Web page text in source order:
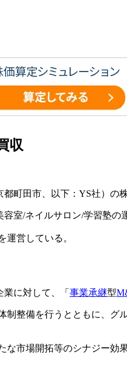
収
町田市、以下：YS社）の
室/ネイルサロン/学習塾の
運営している。
に対して、「 事業承継型
整備を行うとともに、
市場開拓等のシナジー